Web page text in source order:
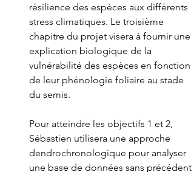
résilience des espèces aux différents
stress climatiques. Le troisième
chapitre du projet visera à fournir une
explication biologique de la
vulnérabilité des espèces en fonction
de leur phénologie foliaire au stade
du semis.
Pour atteindre les objectifs 1 et 2,
Sébastien utilisera une approche
dendrochronologique pour analyser
une base de données sans précédent